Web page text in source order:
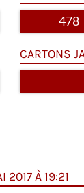
478
CARTONS
2017 À 19:21